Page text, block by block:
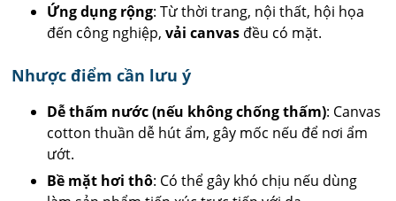
Ứng dụng rộng: Từ thời trang, nội thất, hội họa
đến công nghiệp,vải canvas đều có mặt.
Nhược điểm cần lưu ý
Dễ thấm nước (nếu không chống thấm): Canvas
cotton thuần dễ hút ẩm, gây mốc nếu để nơi ẩm
ướt.
Bề mặt hơi thô: Có thể gây khó chịu nếu dùng